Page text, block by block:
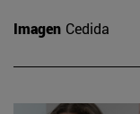
Imagen Cedida